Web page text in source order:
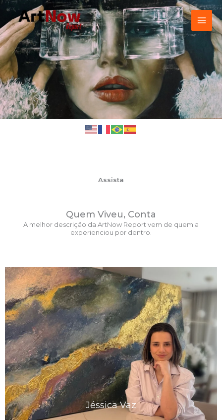
content
Skip
content
Assista
Quem Viveu, Conta
A melhor descrição da ArtNow Report vem de quem a
experienciou por dentro.
Jéssica Vaz